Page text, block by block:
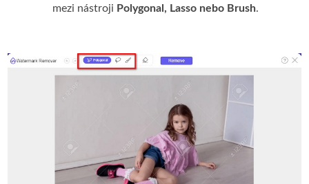
mezi nástroji Polygonal, Lasso nebo Brush.